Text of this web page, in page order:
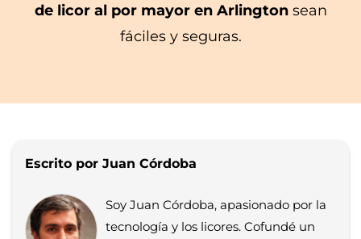
de licor al por mayor en Arlingtonsean
fáciles y seguras.
Escrito por Juan Córdoba
Soy Juan Córdoba, apasionado por la
tecnología y los licores. Cofundé un